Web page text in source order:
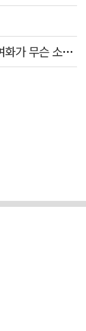
[사설] 환자 부담 못 줄이는 간병비 급여화가 무슨 소용인가